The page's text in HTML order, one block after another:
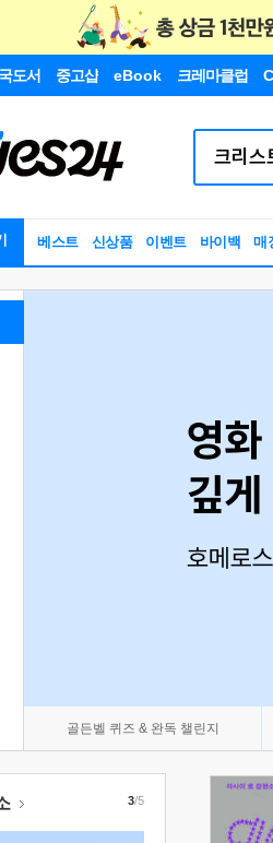
도서 중고샵 eBook 크레마클럽
베스트 신상품 이벤트 바이백 매
골든벨 퀴즈 & 완독 챌린지
3/5